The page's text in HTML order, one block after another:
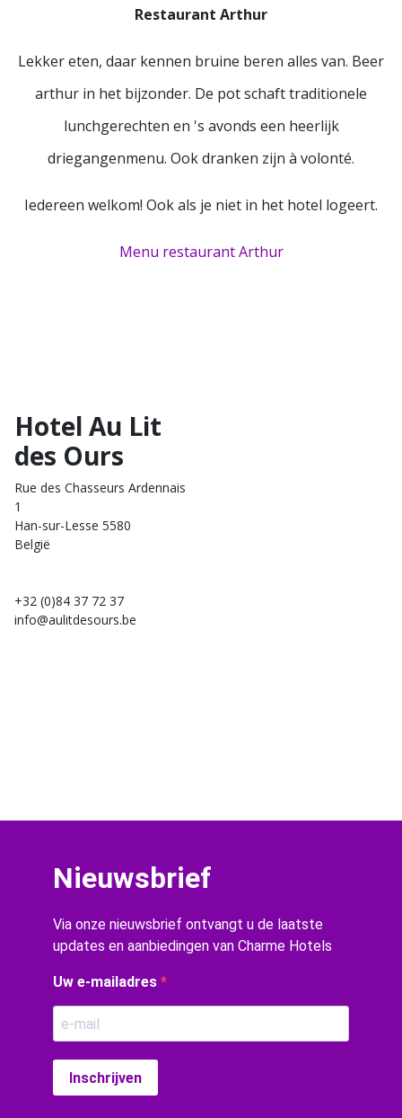
Restaurant Arthur
Lekker eten, daar kennen bruine beren alles van. Beer
arthur in het bijzonder. De pot schaft traditionele
lunchgerechten en 's avonds een heerlijk
driegangenmenu. Ook dranken zijn à volonté.
Iedereen welkom! Ook als je niet in het hotel logeert.
Menu restaurant Arthur
Hotel Au Lit
des Ours
Rue des Chasseurs Ardennais
1
Han-sur-Lesse 5580
België
+32 (0)84 37 72 37
info@aulitdesours.be
Nieuwsbrief
Via onze nieuwsbrief ontvangt u de laatste
updates en aanbiedingen van Charme Hotels
Uw e-mailadres
Inschrijven